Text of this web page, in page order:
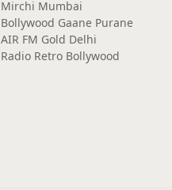
Mirchi Mumbai
Bollywood Gaane Purane
AIR FM Gold Delhi
Radio Retro Bollywood